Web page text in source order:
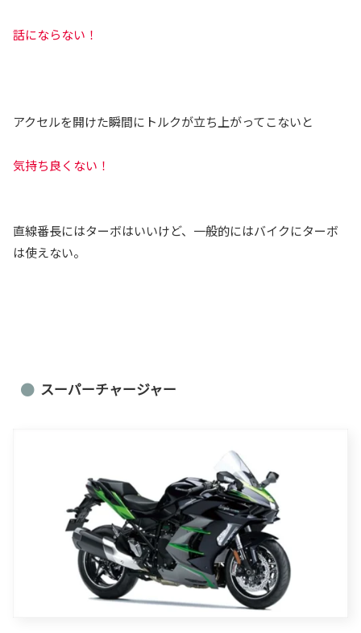
話にならない！
アクセルを開けた瞬間にトルクが立ち上がってこないと
気持ち良くない！
直線番長にはターボはいいけど、一般的にはバイクにターボ
は使えない。
スーパーチャージャー